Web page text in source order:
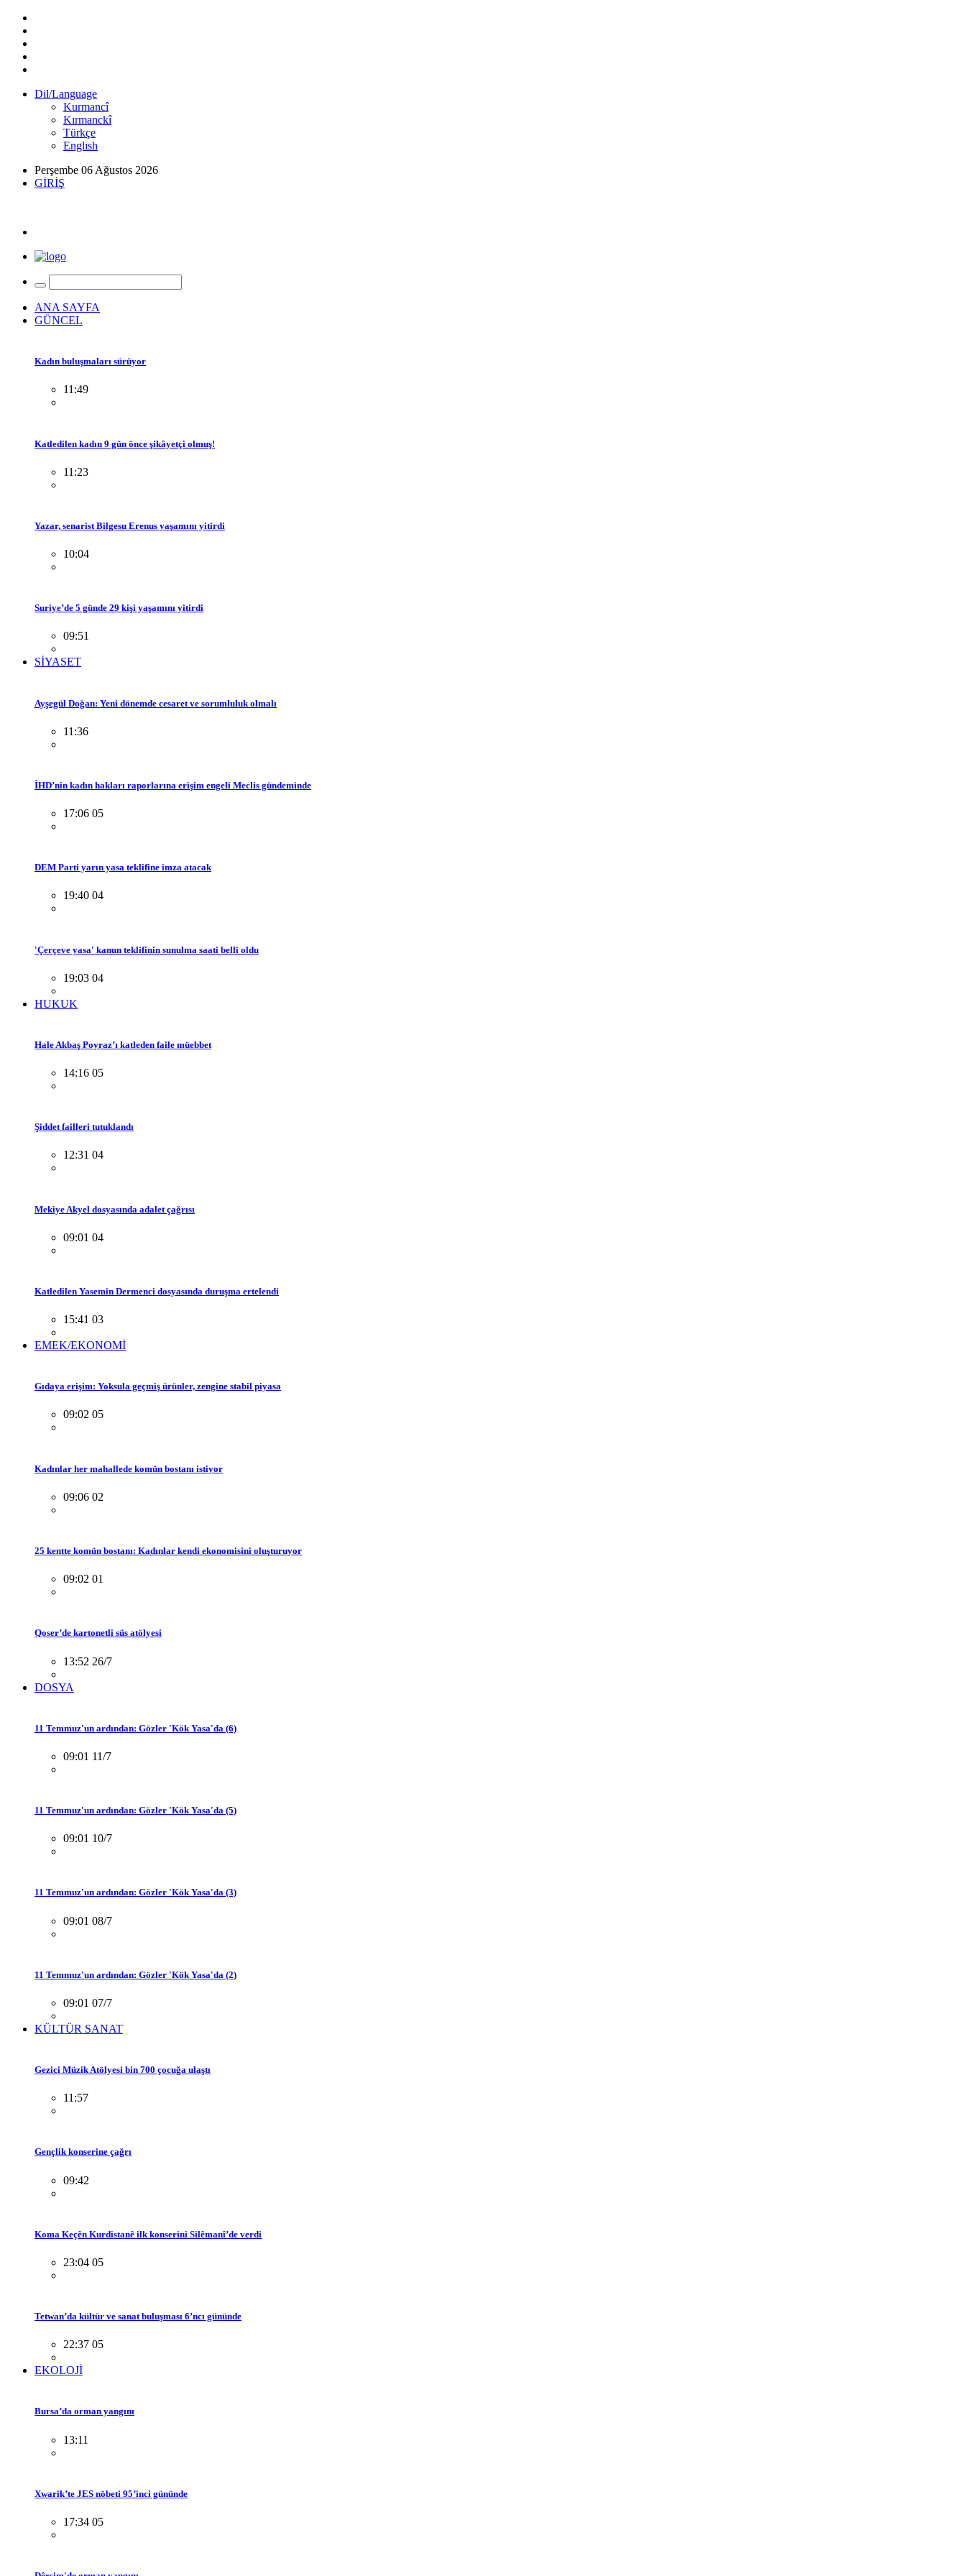
Dil/Language
Kurmancî
Kırmanckî
Türkçe
Englısh
Perşembe 06 Ağustos 2026
GİRİŞ
ANA SAYFA
GÜNCEL
Kadın buluşmaları sürüyor
11:49
Katledilen kadın 9 gün önce şikâyetçi olmuş!
11:23
Yazar, senarist Bilgesu Erenus yaşamını yitirdi
10:04
Suriye’de 5 günde 29 kişi yaşamını yitirdi
09:51
SİYASET
Ayşegül Doğan: Yeni dönemde cesaret ve sorumluluk olmalı
11:36
İHD’nin kadın hakları raporlarına erişim engeli Meclis gündeminde
17:06 05
DEM Parti yarın yasa teklifine imza atacak
19:40 04
'Çerçeve yasa' kanun teklifinin sunulma saati belli oldu
19:03 04
HUKUK
Hale Akbaş Poyraz’ı katleden faile müebbet
14:16 05
Şiddet failleri tutuklandı
12:31 04
Mekiye Akyel dosyasında adalet çağrısı
09:01 04
Katledilen Yasemin Dermenci dosyasında duruşma ertelendi
15:41 03
EMEK/EKONOMİ
Gıdaya erişim: Yoksula geçmiş ürünler, zengine stabil piyasa
09:02 05
Kadınlar her mahallede komün bostanı istiyor
09:06 02
25 kentte komün bostanı: Kadınlar kendi ekonomisini oluşturuyor
09:02 01
Qoser’de kartonetli süs atölyesi
13:52 26/7
DOSYA
11 Temmuz'un ardından: Gözler 'Kök Yasa'da (6)
09:01 11/7
11 Temmuz'un ardından: Gözler 'Kök Yasa'da (5)
09:01 10/7
11 Temmuz'un ardından: Gözler 'Kök Yasa'da (3)
09:01 08/7
11 Temmuz'un ardından: Gözler 'Kök Yasa'da (2)
09:01 07/7
KÜLTÜR SANAT
Gezici Müzik Atölyesi bin 700 çocuğa ulaştı
11:57
Gençlik konserine çağrı
09:42
Koma Keçên Kurdistanê ilk konserini Silêmanî’de verdi
23:04 05
Tetwan’da kültür ve sanat buluşması 6’ncı gününde
22:37 05
EKOLOJİ
Bursa’da orman yangını
13:11
Xwarik’te JES nöbeti 95’inci gününde
17:34 05